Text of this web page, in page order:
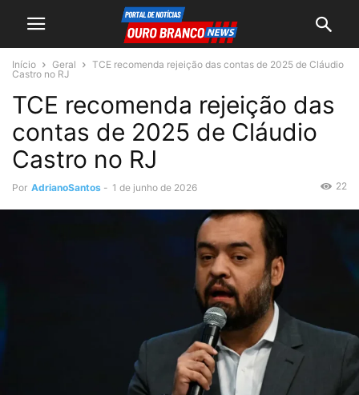
Início Geral
TCE recomenda rejeição das contas de 2025 de Cláudio
Castro no RJ
TCE recomenda rejeição das
contas de 2025 de Cláudio
Castro no RJ
Por AdrianoSantos - 1 de junho de 2026 22